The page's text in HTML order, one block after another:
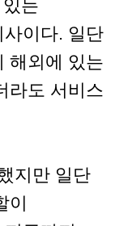
는
이다. 일단
해외에 있는
라도 서비스
지만 일단